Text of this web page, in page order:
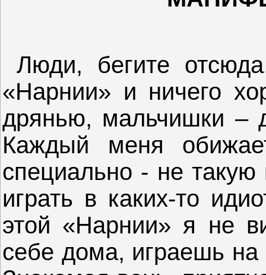
Люди, бегите
«Нарнии» и ничего
дрянью, мальчишки –
Каждый меня
специально - не
играть в каких-то
этой «Нарнии» я не
себе дома, играешь на